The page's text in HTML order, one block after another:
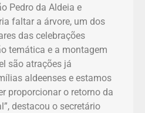
Pedro da Aldeia e
faltar a árvore, um dos
das celebrações
temática e a montagem
são atrações já
aldeenses e estamos
proporcionar o retorno da
destacou o secretário